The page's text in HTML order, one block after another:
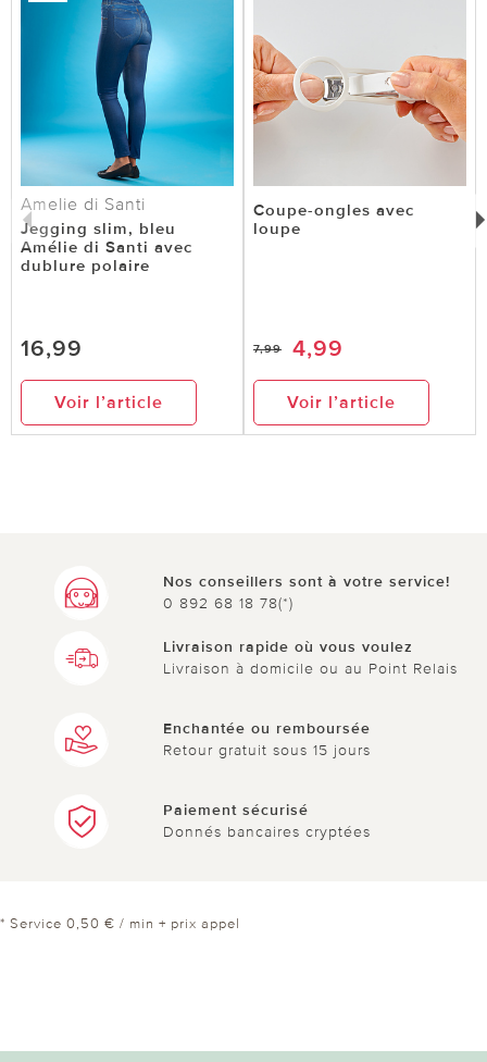
Amelie di Santi
Jegging slim, bleu
Amélie di Santi avec
dublure polaire
16,99
Voir l’article
Coupe-ongles avec
loupe
7,99 4,99
Voir l’article
Nos conseillers sont à votre service!
0 892 68 18 78(*)
Livraison rapide où vous voulez
Livraison à domicile ou au Point Relais
Enchantée ou remboursée
Retour gratuit sous 15 jours
Paiement sécurisé
Donnés bancaires cryptées
* Service 0,50 € / min + prix appel